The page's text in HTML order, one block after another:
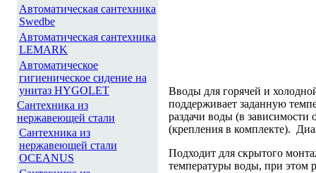
Автоматическая сантехника
Swedbe
Автоматическая сантехника
LEMARK
Автоматическое
гигиеническое сидение на
унитаз HYGOLET
Сантехника из
нержавеющей стали
Сантехника из
нержавеющей стали
OCEANUS
Вводы для горячей и
поддерживает заданную
раздачи воды (в
(крепления в комплекте).
Подходит для скрытого
температуры воды, при этом